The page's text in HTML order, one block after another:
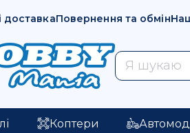
доставкаПовернення та обмін
Коптери